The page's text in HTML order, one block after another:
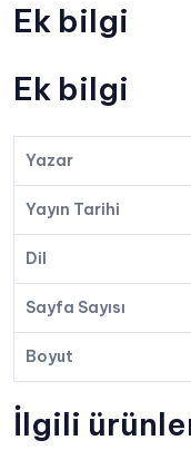
Ek bilgi
Ek bilgi
Yazar
Yayın Tarihi
Dil
Sayfa Sayısı
Boyut
İlgili